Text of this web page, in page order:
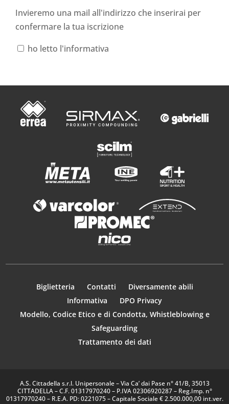
Invieremo una mail all'indirizzo che inserirai per
confermare la tua iscrizione
ho letto l'informativa
Biglietteria Contatti
Diversamente abili
Informativa
DPO Privacy
Modello, Codice Etico e di Condotta, Whistleblowing e
Safeguarding
Trattamento dei dati
A.S. Cittadella s.r.l. Unipersonale – Via Ca’ dai Pase n° 41/B, 35013
CITTADELLA – C.F. 01317970240 – P.IVA 02306920287 – Reg.Imp. n°
01317970240 – R.E.A. PD: 0221075 – Capitale Sociale € 2.500.000,00 int.ver.